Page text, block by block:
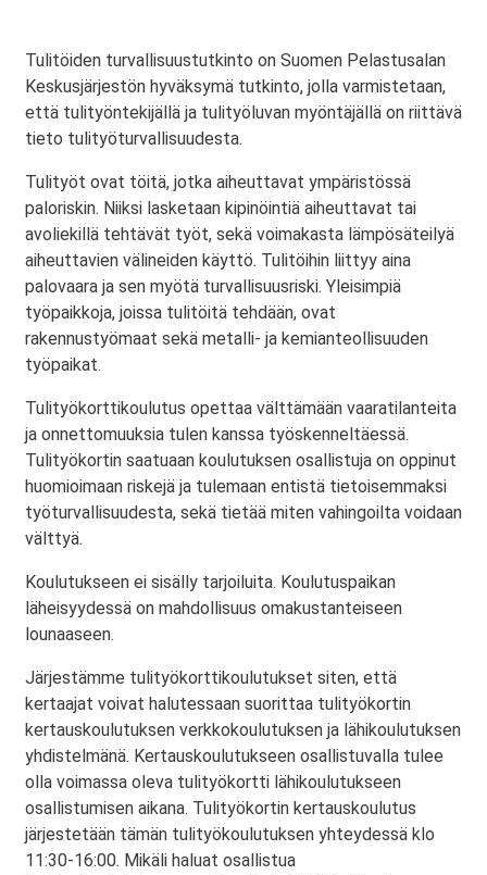
Tulitöiden turvallisuustutkinto on Suomen Pelastusalan
Keskusjärjestön hyväksymä tutkinto, jolla varmistetaan,
että tulityöntekijällä ja tulityöluvan myöntäjällä on riittävä
tieto tulityöturvallisuudesta.
Tulityöt ovat töitä, jotka aiheuttavat ympäristössä
paloriskin. Niiksi lasketaan kipinöintiä aiheuttavat tai
avoliekillä tehtävät työt, sekä voimakasta lämpösäteilyä
aiheuttavien välineiden käyttö. Tulitöihin liittyy aina
palovaara ja sen myötä turvallisuusriski. Yleisimpiä
työpaikkoja, joissa tulitöitä tehdään, ovat
rakennustyömaat sekä metalli- ja kemianteollisuuden
työpaikat.
Tulityökorttikoulutus opettaa välttämään vaaratilanteita
ja onnettomuuksia tulen kanssa työskenneltäessä.
Tulityökortin saatuaan koulutuksen osallistuja on oppinut
huomioimaan riskejä ja tulemaan entistä tietoisemmaksi
työturvallisuudesta, sekä tietää miten vahingoilta voidaan
välttyä.
Koulutukseen ei sisälly tarjoiluita. Koulutuspaikan
läheisyydessä on mahdollisuus omakustanteiseen
lounaaseen.
Järjestämme tulityökorttikoulutukset siten, että
kertaajat voivat halutessaan suorittaa tulityökortin
kertauskoulutuksen verkkokoulutuksen ja lähikoulutuksen
yhdistelmänä. Kertauskoulutukseen osallistuvalla tulee
olla voimassa oleva tulityökortti lähikoulutukseen
osallistumisen aikana. Tulityökortin kertauskoulutus
järjestetään tämän tulityökoulutuksen yhteydessä klo
11:30-16:00. Mikäli haluat osallistua